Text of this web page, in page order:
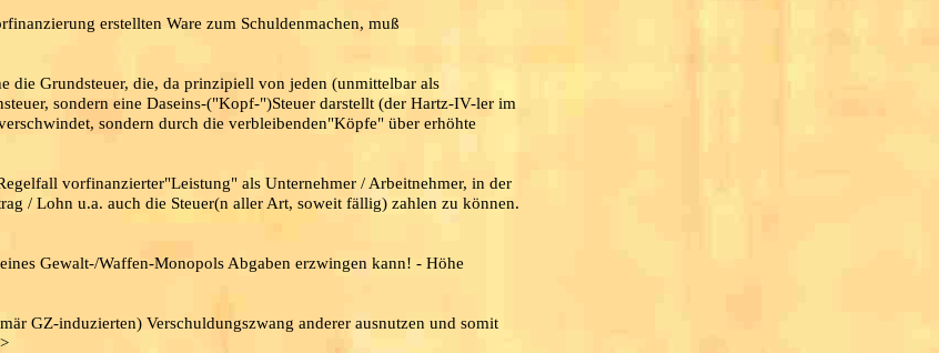
erstellten Ware zum Schuldenmachen, muß
die Grundsteuer, die, da prinzipiell von jeden (unmittelbar als
sondern eine Daseins-("Kopf-")Steuer darstellt (der Hartz-IV-ler im
sondern durch die verbleibenden"Köpfe" über erhöhte
vorfinanzierter"Leistung" als Unternehmer / Arbeitnehmer, in der
/ Lohn u.a. auch die Steuer(n aller Art, soweit fällig) zahlen zu können.
Gewalt-/Waffen-Monopols Abgaben erzwingen kann! - Höhe
GZ-induzierten) Verschuldungszwang anderer ausnutzen und somit